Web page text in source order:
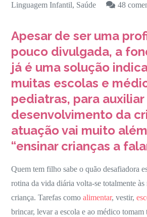
Linguagem Infantil, Saúde 48
Apesar de ser uma
pouco divulgada, a
já é uma solução
muitas escolas e
pediatras, para auxiliar
desenvolvimento da
atuação vai muito
“ensinar crianças a
Quem tem filho sabe o quão desafiadora
rotina da vida diária volta-se totalmente às
criança. Tarefas comoalimentar, vestir,
brincar, levar a escola e ao médico tomam